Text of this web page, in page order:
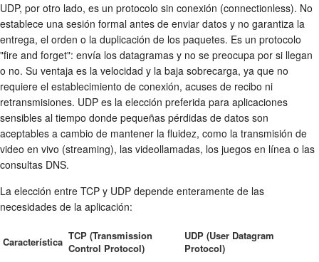
UDP, por otro lado, es un protocolo sin conexión (connectionless). No
establece una sesión formal antes de enviar datos y no garantiza la
entrega, el orden o la duplicación de los paquetes. Es un protocolo
"fire and forget": envía los datagramas y no se preocupa por si llegan
o no. Su ventaja es la velocidad y la baja sobrecarga, ya que no
requiere el establecimiento de conexión, acuses de recibo ni
retransmisiones. UDP es la elección preferida para aplicaciones
sensibles al tiempo donde pequeñas pérdidas de datos son
aceptables a cambio de mantener la fluidez, como la transmisión de
video en vivo (streaming), las videollamadas, los juegos en línea o las
consultas DNS.
La elección entre TCP y UDP depende enteramente de las
necesidades de la aplicación:
Característica TCP (Transmission
Control Protocol)
UDP (User Datagram
Protocol)